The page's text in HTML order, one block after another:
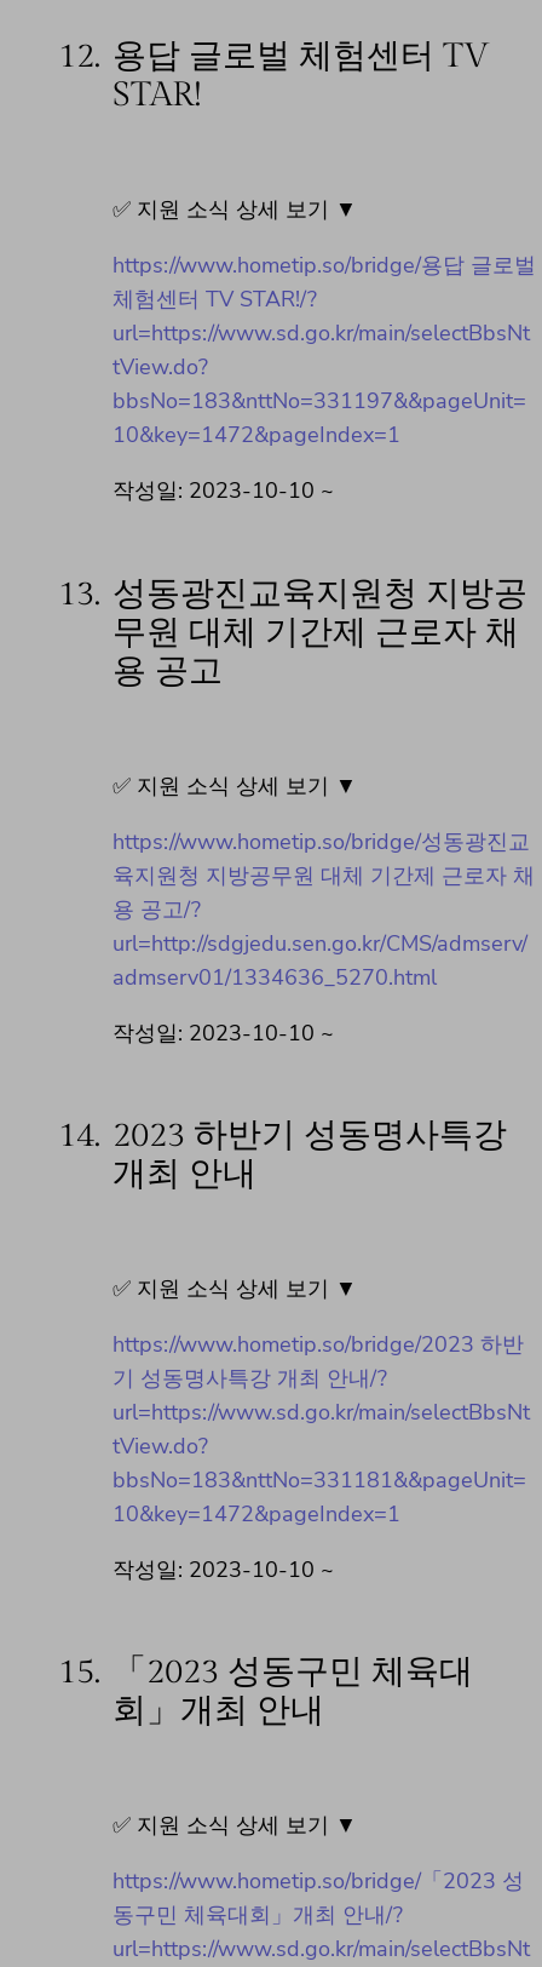
12. 용답 글로벌 체험센터 TV
STAR!
✅ 지원 소식 상세 보기 ▼
https://www.hometip.so/bridge/용답 글로벌
체험센터 TV STAR!/?
url=https://www.sd.go.kr/main/selectBbsNt
tView.do?
bbsNo=183&nttNo=331197&&pageUnit=
10&key=1472&pageIndex=1
작성일: 2023-10-10 ~
13. 성동광진교육지원청 지방공
무원 대체 기간제 근로자 채
용 공고
✅ 지원 소식 상세 보기 ▼
https://www.hometip.so/bridge/성동광진교
육지원청 지방공무원 대체 기간제 근로자 채
용 공고/?
url=http://sdgjedu.sen.go.kr/CMS/admserv/
admserv01/1334636_5270.html
작성일: 2023-10-10 ~
14. 2023 하반기 성동명사특강
개최 안내
✅ 지원 소식 상세 보기 ▼
https://www.hometip.so/bridge/2023 하반
기 성동명사특강 개최 안내/?
url=https://www.sd.go.kr/main/selectBbsNt
tView.do?
bbsNo=183&nttNo=331181&&pageUnit=
10&key=1472&pageIndex=1
작성일: 2023-10-10 ~
15.
「2023 성동구민 체육대
회」개최 안내
✅ 지원 소식 상세 보기 ▼
https://www.hometip.so/bridge/「2023 성
동구민 체육대회」개최 안내/?
url=https://www.sd.go.kr/main/selectBbsNt